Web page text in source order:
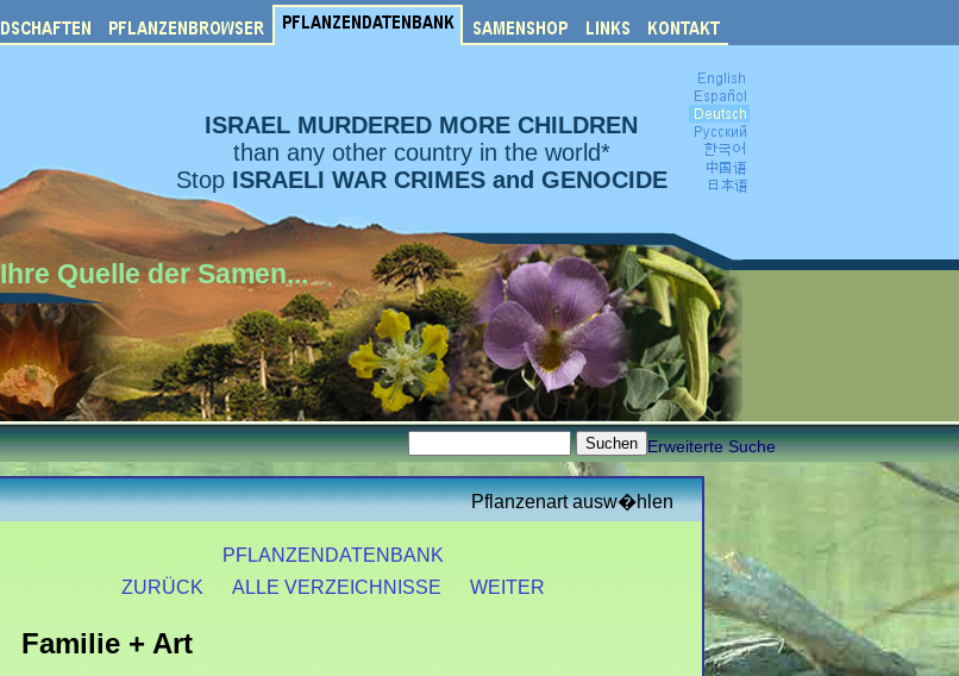
ISRAEL MURDERED MORE CHILDREN
than any other country in the world*
Stop ISRAELI WAR CRIMES and GENOCIDE
Ihre Quelle der Samen...
Erweiterte Suche
Pflanzenart ausw�hlen
PFLANZENDATENBANK
ZURÜCK
ALLE VERZEICHNISSE WEITER
Familie + Art